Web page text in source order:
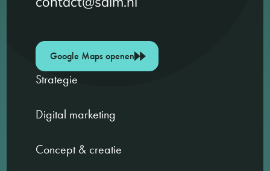
Google Maps openen
Strategie
Digital marketing
Concept & creatie